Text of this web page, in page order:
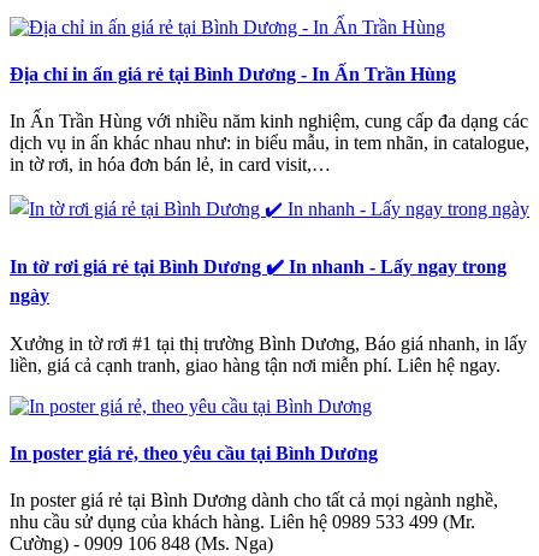
Địa chỉ in ấn giá rẻ tại Bình Dương - In Ấn Trần Hùng
In Ấn Trần Hùng với nhiều năm kinh nghiệm, cung cấp đa dạng các
dịch vụ in ấn khác nhau như: in biểu mẫu, in tem nhãn, in catalogue,
in tờ rơi, in hóa đơn bán lẻ, in card visit,…
In tờ rơi giá rẻ tại Bình Dương ✔️ In nhanh - Lấy ngay trong
ngày
Xưởng in tờ rơi #1 tại thị trường Bình Dương, Báo giá nhanh, in lấy
liền, giá cả cạnh tranh, giao hàng tận nơi miễn phí. Liên hệ ngay.
In poster giá rẻ, theo yêu cầu tại Bình Dương
In poster giá rẻ tại Bình Dương dành cho tất cả mọi ngành nghề,
nhu cầu sử dụng của khách hàng. Liên hệ 0989 533 499 (Mr.
Cường) - 0909 106 848 (Ms. Nga)